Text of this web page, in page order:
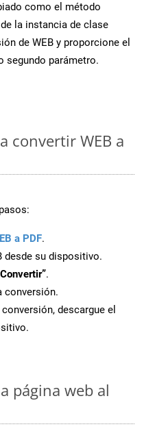
como el método
de la instancia de clase
de WEB y proporcione el
segundo parámetro.
convertir WEB a
a PDF.
desde su dispositivo.
.
conversión.
descargue el
página web al